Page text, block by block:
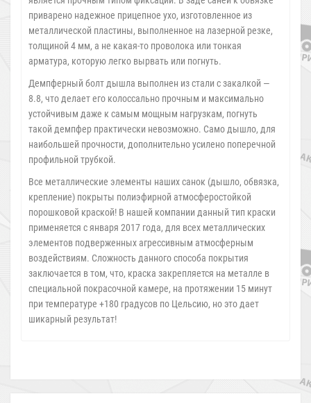
приварено надежное прицепное ухо, изготовленное из
металлической пластины, выполненное на лазерной резке,
толщиной 4 мм, а не какая-то проволока или тонкая
арматура, которую легко вырвать или погнуть.
Демпферный болт дышла выполнен из стали с закалкой —
8.8, что делает его колоссально прочным и максимально
устойчивым даже к самым мощным нагрузкам, погнуть
такой демпфер практически невозможно. Само дышло, для
наибольшей прочности, дополнительно усилено поперечной
профильной трубкой.
Все металлические элементы наших санок (дышло, обвязка,
крепление) покрыты полиэфирной атмосферостойкой
порошковой краской! В нашей компании данный тип краски
применяется с января 2017 года, для всех металлических
элементов подверженных агрессивным атмосферным
воздействиям. Сложность данного способа покрытия
заключается в том, что, краска закрепляется на металле в
специальной покрасочной камере, на протяжении 15 минут
при температуре +180 градусов по Цельсию, но это дает
шикарный результат!